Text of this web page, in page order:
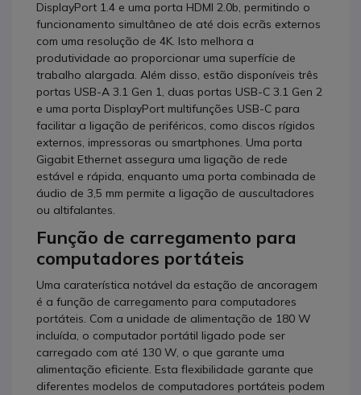
DisplayPort 1.4 e uma porta HDMI 2.0b, permitindo o
funcionamento simultâneo de até dois ecrãs externos
com uma resolução de 4K. Isto melhora a
produtividade ao proporcionar uma superfície de
trabalho alargada. Além disso, estão disponíveis três
portas USB-A 3.1 Gen 1, duas portas USB-C 3.1 Gen 2
e uma porta DisplayPort multifunções USB-C para
facilitar a ligação de periféricos, como discos rígidos
externos, impressoras ou smartphones. Uma porta
Gigabit Ethernet assegura uma ligação de rede
estável e rápida, enquanto uma porta combinada de
áudio de 3,5 mm permite a ligação de auscultadores
ou altifalantes.
Função de carregamento para
computadores portáteis
Uma caraterística notável da estação de ancoragem
é a função de carregamento para computadores
portáteis. Com a unidade de alimentação de 180 W
incluída, o computador portátil ligado pode ser
carregado com até 130 W, o que garante uma
alimentação eficiente. Esta flexibilidade garante que
diferentes modelos de computadores portáteis podem